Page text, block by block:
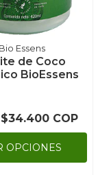
Bio Essens
de Coco
BioEssens
$34.400 COP
OPCIONES